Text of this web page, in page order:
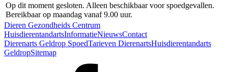
Op dit moment gesloten. Alleen beschikbaar voor spoedgevallen.
Bereikbaar op maandag vanaf 9.00 uur.
Dieren Gezondheids Centrum
HuisdierentandartsInformatieNieuwsContact
Dierenarts Geldrop SpoedTarieven DierenartsHuisdierentandarts
GeldropSitemap